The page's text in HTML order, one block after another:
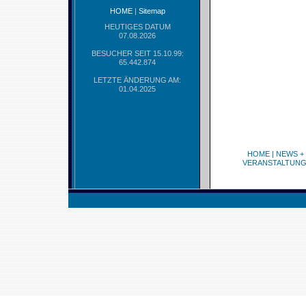
HOME| Sitemap
HEUTIGES DATUM
07.08.2026
BESUCHER SEIT 15.10.99:
65.442.874
LETZTE ÄNDERUNG AM:
01.04.2025
HOME | NEWS +